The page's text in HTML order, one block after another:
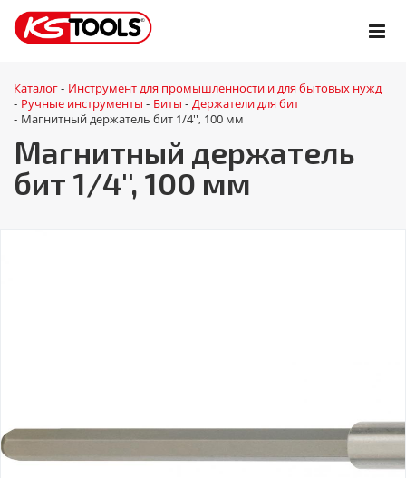
Каталог - Инструмент для промышленности и для бытовых нужд
- Ручные инструменты - Биты - Держатели для бит
- Магнитный держатель бит 1/4'', 100 мм
Магнитный держатель
бит 1/4'', 100 мм